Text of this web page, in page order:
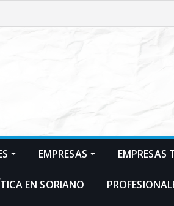
EMPRESAS EMPRESAS
EN SORIANO